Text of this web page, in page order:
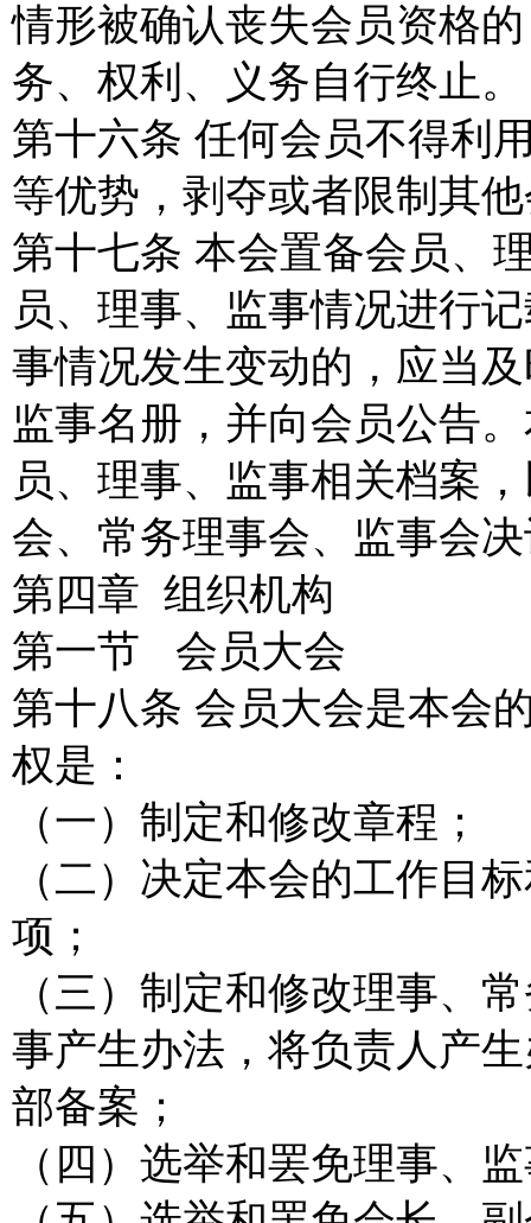
情形被确认丧失会员资格
务、权利、义务自行终止。
第十六条 任何会员不得利
等优势，剥夺或者限制其
第十七条 本会置备会员、
员、理事、监事情况进行
事情况发生变动的，应当
监事名册，并向会员公告
员、理事、监事相关档案
会、常务理事会、监事会
第四章 组织机构
第一节 会员大会
第十八条 会员大会是本会
权是：
（一）制定和修改章程；
（二）决定本会的工作目
项；
（三）制定和修改理事、
事产生办法，将负责人产
部备案；
（四）选举和罢免理事、